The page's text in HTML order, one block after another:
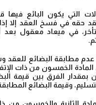
التي يكون البائع
حقه في فسخ العقد إلا
في ميعاد معقول
عدم مطابقة البضائع للعقد
المادة الخمسون من ذات
بمقدار الفرق بين قيمة
وقيمة البضائع
الثانية والخمسون من